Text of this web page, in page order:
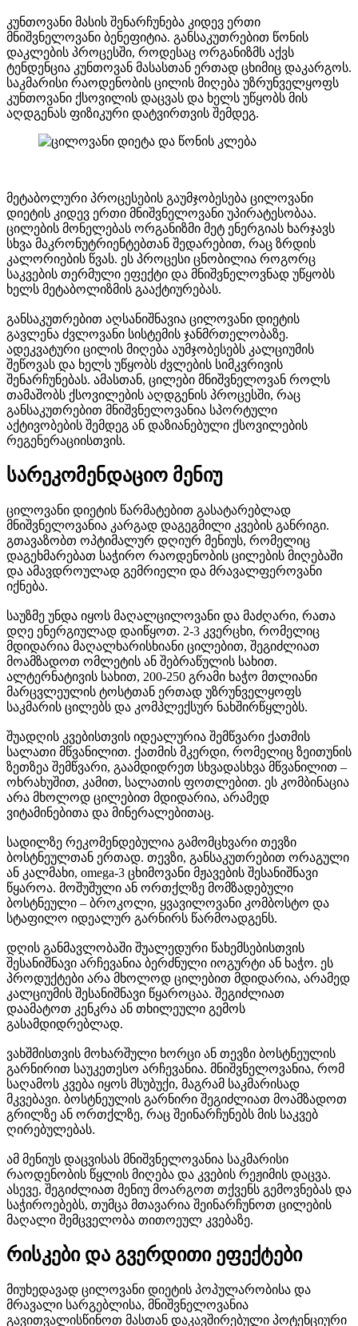
კუნთოვანი მასის შენარჩუნება კიდევ ერთი
მნიშვნელოვანი ბენეფიტია. განსაკუთრებით წონის
დაკლების პროცესში, როდესაც ორგანიზმს აქვს
ტენდენცია კუნთოვან მასასთან ერთად ცხიმიც დაკარგოს.
საკმარისი რაოდენობის ცილის მიღება უზრუნველყოფს
კუნთოვანი ქსოვილის დაცვას და ხელს უწყობს მის
აღდგენას ფიზიკური დატვირთვის შემდეგ.
მეტაბოლური პროცესების გაუმჯობესება ცილოვანი
დიეტის კიდევ ერთი მნიშვნელოვანი უპირატესობაა.
ცილების მონელებას ორგანიზმი მეტ ენერგიას ხარჯავს
სხვა მაკრონუტრიენტებთან შედარებით, რაც ზრდის
კალორიების წვას. ეს პროცესი ცნობილია როგორც
საკვების თერმული ეფექტი და მნიშვნელოვნად უწყობს
ხელს მეტაბოლიზმის გააქტიურებას.
განსაკუთრებით აღსანიშნავია ცილოვანი დიეტის
გავლენა ძვლოვანი სისტემის ჯანმრთელობაზე.
ადეკვატური ცილის მიღება აუმჯობესებს კალციუმის
შეწოვას და ხელს უწყობს ძვლების სიმკვრივის
შენარჩუნებას. ამასთან, ცილები მნიშვნელოვან როლს
თამაშობს ქსოვილების აღდგენის პროცესში, რაც
განსაკუთრებით მნიშვნელოვანია სპორტული
აქტივობების შემდეგ ან დაზიანებული ქსოვილების
რეგენერაციისთვის.
სარეკომენდაციო მენიუ
ცილოვანი დიეტის წარმატებით გასატარებლად
მნიშვნელოვანია კარგად დაგეგმილი კვების განრიგი.
გთავაზობთ ოპტიმალურ დღიურ მენიუს, რომელიც
დაგეხმარებათ საჭირო რაოდენობის ცილების მიღებაში
და ამავდროულად გემრიელი და მრავალფეროვანი
იქნება.
საუზმე უნდა იყოს მაღალცილოვანი და მაძღარი, რათა
დღე ენერგიულად დაიწყოთ. 2-3 კვერცხი, რომელიც
მდიდარია მაღალხარისხიანი ცილებით, შეგიძლიათ
მოამზადოთ ომლეტის ან შებრაწულის სახით.
ალტერნატივის სახით, 200-250 გრამი ხაჭო მთლიანი
მარცვლეულის ტოსტთან ერთად უზრუნველყოფს
საკმარის ცილებს და კომპლექსურ ნახშირწყლებს.
შუადღის კვებისთვის იდეალურია შემწვარი ქათმის
სალათი მწვანილით. ქათმის მკერდი, რომელიც ზეითუნის
ზეთზეა შემწვარი, გაამდიდრეთ სხვადასხვა მწვანილით –
ოხრახუშით, კამით, სალათის ფოთლებით. ეს კომბინაცია
არა მხოლოდ ცილებით მდიდარია, არამედ
ვიტამინებითა და მინერალებითაც.
სადილზე რეკომენდებულია გამომცხვარი თევზი
ბოსტნეულთან ერთად. თევზი, განსაკუთრებით ორაგული
ან კალმახი, omega-3 ცხიმოვანი მჟავების შესანიშნავი
წყაროა. მოშუშული ან ორთქლზე მომზადებული
ბოსტნეული – ბროკოლი, ყვავილოვანი კომბოსტო და
სტაფილო იდეალურ გარნირს წარმოადგენს.
დღის განმავლობაში შუალედური წახემსებისთვის
შესანიშნავი არჩევანია ბერძნული იოგურტი ან ხაჭო. ეს
პროდუქტები არა მხოლოდ ცილებით მდიდარია, არამედ
კალციუმის შესანიშნავი წყაროცაა. შეგიძლიათ
დაამატოთ კენკრა ან თხილეული გემოს
გასამდიდრებლად.
ვახშმისთვის მოხარშული ხორცი ან თევზი ბოსტნეულის
გარნირით საუკეთესო არჩევანია. მნიშვნელოვანია, რომ
საღამოს კვება იყოს მსუბუქი, მაგრამ საკმარისად
მკვებავი. ბოსტნეულის გარნირი შეგიძლიათ მოამზადოთ
გრილზე ან ორთქლზე, რაც შეინარჩუნებს მის საკვებ
ღირებულებას.
ამ მენიუს დაცვისას მნიშვნელოვანია საკმარისი
რაოდენობის წყლის მიღება და კვების რეჟიმის დაცვა.
ასევე, შეგიძლიათ მენიუ მოარგოთ თქვენს გემოვნებას და
საჭიროებებს, თუმცა მთავარია შეინარჩუნოთ ცილების
მაღალი შემცველობა თითოეულ კვებაზე.
რისკები და გვერდითი ეფექტები
მიუხედავად ცილოვანი დიეტის პოპულარობისა და
მრავალი სარგებლისა, მნიშვნელოვანია
გავითვალისწინოთ მასთან დაკავშირებული პოტენციური